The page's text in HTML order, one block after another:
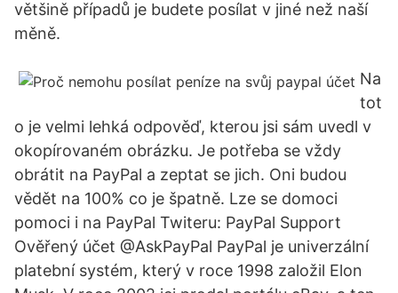
většině případů je budete posílat v jiné než naší
měně.
Na
tot
o je velmi lehká odpověď, kterou jsi sám uvedl v
okopírovaném obrázku. Je potřeba se vždy
obrátit na PayPal a zeptat se jich. Oni budou
vědět na 100% co je špatně. Lze se domoci
pomoci i na PayPal Twiteru: PayPal Support
Ověřený účet @AskPayPal PayPal je univerzální
platební systém, který v roce 1998 založil Elon